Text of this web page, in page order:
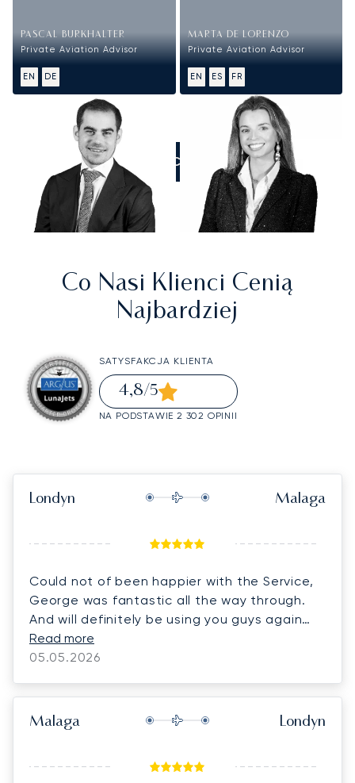
PASCAL BURKHALTER
Private Aviation Advisor
EN DE
MARTA DE LORENZO
Private Aviation Advisor
EN ES FR
ZADZWOŃCIE DO NAS
Co Nasi Klienci Cenią
Najbardziej
SATYSFAKCJA KLIENTA
4,8/5
NA PODSTAWIE 2 302 OPINII
Londyn Malaga
Could not of been happier with the Service,
George was fantastic all the way through.
And will definitely be using you guys again
thank you.
Read more
05.05.2026
Malaga Londyn